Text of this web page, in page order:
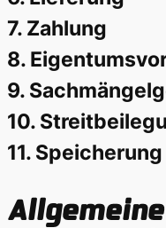
7. Zahlung
8.
9.
10.
11.
Allgemeine